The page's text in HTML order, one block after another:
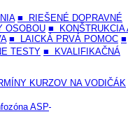
■ RIEŠENÉ DOPRAVNÉ
OSOBOU ■ KONŠTRUKCIA
■ LAICKÁ PRVÁ POMOC ■
TESTY ■ KVALIFIKAČNÁ
KURZOV NA VODIČÁK
ASP